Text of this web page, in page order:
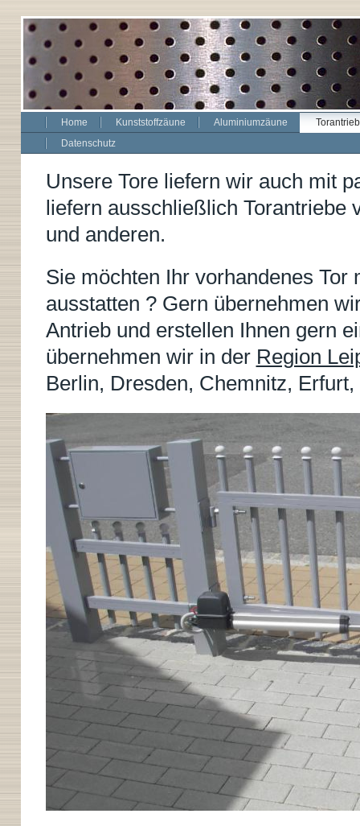
Home Kunststoffzäune Aluminiumzäune
Datenschutz
Unsere Tore liefern wir auch mit
liefern ausschließlich
und anderen.
Sie möchten Ihr vorhandenes
ausstatten ? Gern übernehmen
Antrieb und erstellen Ihnen gern
übernehmen wir in der Region
Berlin, Dresden, Chemnitz,